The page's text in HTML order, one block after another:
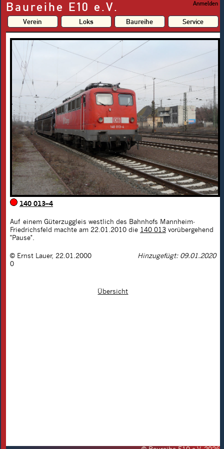
Baureihe E10 e.V. Anmelden
Verein Loks Baureihe Service
140 013–4
Auf einem Güterzuggleis westlich des Bahnhofs Mannheim-
Friedrichsfeld machte am 22.01.2010 die 140 013 vorübergehend
"Pause".
© Ernst Lauer, 22.01.2000
Hinzugefügt: 09.01.2020
0
Übersicht